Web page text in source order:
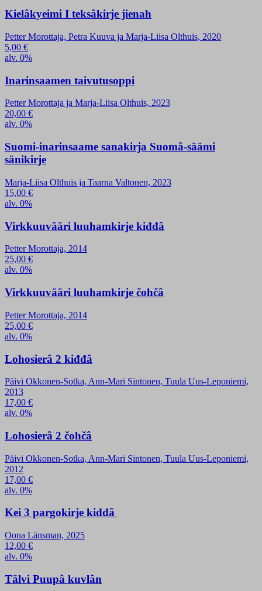
Kielâkyeimi I teksâkirje jienah
Petter Morottaja, Petra Kuuva ja Marja-Liisa Olthuis, 2020
5,00 €
alv. 0%
Inarinsaamen taivutusoppi
Petter Morottaja ja Marja-Liisa Olthuis, 2023
20,00 €
alv. 0%
Suomi-inarinsaame sanakirja Suomâ-säämi
sänikirje
Marja-Liisa Olthuis ja Taarna Valtonen, 2023
15,00 €
alv. 0%
Virkkuuvääri luuhamkirje kiđđâ
Petter Morottaja, 2014
25,00 €
alv. 0%
Virkkuuvääri luuhamkirje čohčâ
Petter Morottaja, 2014
25,00 €
alv. 0%
Lohosierâ 2 kiđđâ
Päivi Okkonen-Sotka, Ann-Mari Sintonen, Tuula Uus-Leponiemi,
2013
17,00 €
alv. 0%
Lohosierâ 2 čohčâ
Päivi Okkonen-Sotka, Ann-Mari Sintonen, Tuula Uus-Leponiemi,
2012
17,00 €
alv. 0%
Kei 3 pargokirje kiđđâ
Oona Länsman, 2025
12,00 €
alv. 0%
Tälvi Puupâ kuvlân